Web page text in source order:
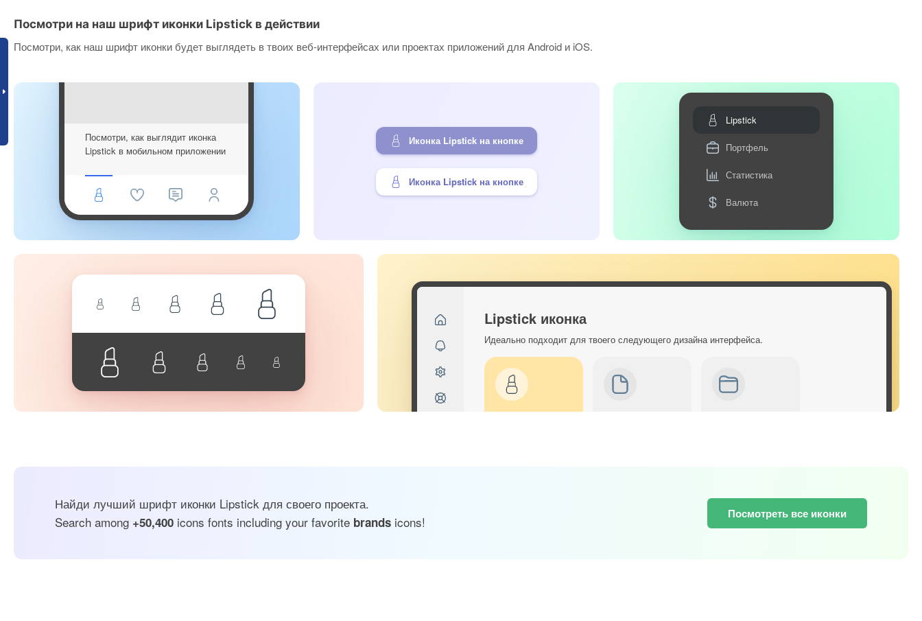
Посмотри на наш шрифт иконки Lipstick в действии
Посмотри, как наш шрифт иконки будет выглядеть в твоих веб-интерфейсах или проектах приложений для Android и iOS.
Посмотри, как выглядит иконка
Lipstick в мобильном приложении
Иконка Lipstick на кнопке
Иконка Lipstick на кнопке
Lipstick
Портфель
Статистика
Валюта
Lipstick иконка
Идеально подходит для твоего следующего дизайна интерфейса.
Найди лучший шрифт иконки Lipstick для своего проекта.
Search among +50,400 icons fonts including your favorite brands icons!
Посмотреть все иконки